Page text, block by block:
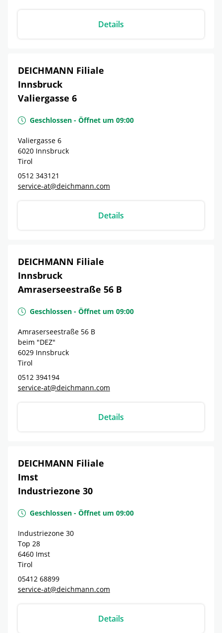
Details
DEICHMANN Filiale
Innsbruck
Valiergasse 6
Geschlossen - Öffnet um 09:00
Valiergasse 6
6020 Innsbruck
Tirol
0512 343121
service-at@deichmann.com
Details
DEICHMANN Filiale
Innsbruck
Amraserseestraße 56 B
Geschlossen - Öffnet um 09:00
Amraserseestraße 56 B
beim "DEZ"
6029 Innsbruck
Tirol
0512 394194
service-at@deichmann.com
Details
DEICHMANN Filiale
Imst
Industriezone 30
Geschlossen - Öffnet um 09:00
Industriezone 30
Top 28
6460 Imst
Tirol
05412 68899
service-at@deichmann.com
Details